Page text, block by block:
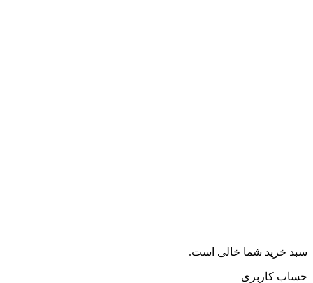
سبد خرید شما خالی است.
حساب کاربری